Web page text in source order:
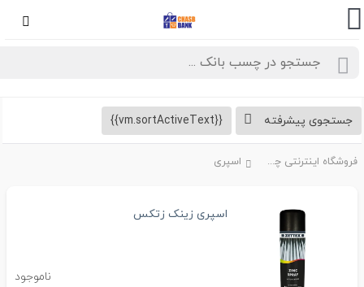
پیشرفته
فروشگاه اینترنتی چسب بانک اسپری
اسپری زینک زتکس
ناموجود